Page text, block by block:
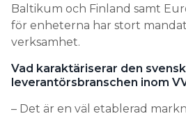
Baltikum och Finland samt
för enheterna har stort
verksamhet.
Vad karaktäriserar den
leverantörsbranschen inom
– Det är en väl etablerad